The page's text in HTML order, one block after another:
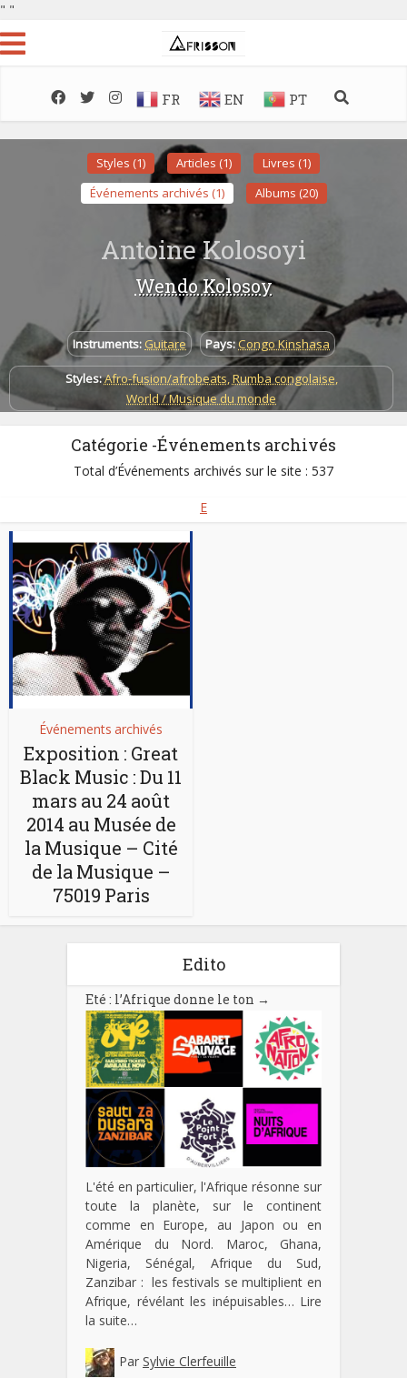
" "
FR EN PT
Styles (1) Articles (1)
Livres (1)
Événements archivés (1)
Albums (20)
Antoine Kolosoyi
Wendo Kolosoy
Instruments: Guitare Pays:Congo Kinshasa
Styles:Afro-fusion/afrobeats,Rumba congolaise,
World / Musique du monde
28/07/2008
Catégorie -Événements archivés
Total d’Événements archivés sur le site : 537
E
Événements archivés
Exposition : Great
Black Music : Du 11
mars au 24 août
2014 au Musée de
la Musique – Cité
de la Musique –
75019 Paris
Edito
Eté : l’Afrique donne le ton →
L'été en particulier, l'Afrique résonne sur
toute la planète, sur le continent
comme en Europe, au Japon ou en
Amérique du Nord. Maroc, Ghana,
Nigeria, Sénégal, Afrique du Sud,
Zanzibar : les festivals se multiplient en
Afrique, révélant les inépuisables… Lire
la suite…
Par Sylvie Clerfeuille